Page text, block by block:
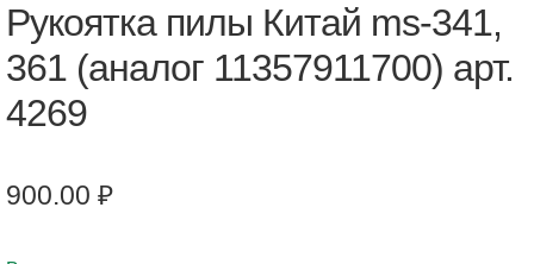
Рукоятка пилы Китай ms-341,
361 (аналог 11357911700) арт.
4269
900.00 ₽